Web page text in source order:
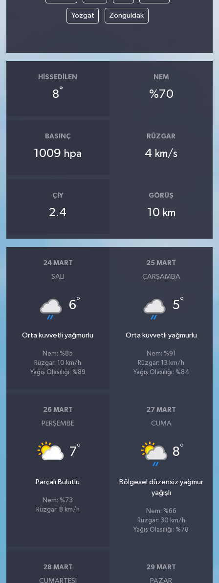
Yozgat Zonguldak
HISSEDILEN
8°
NEM
%70
BASINÇ
1009 hpa
RÜZGAR
4 km/s
ÇIY
2.4
GÖRÜŞ
10 km
24 MART
SALI
6°
Orta kuvvetli yağmurlu
Nem: %85
Rüzgar: 10 km/h
Yağış Olasılığı: %89
25 MART
ÇARŞAMBA
5°
Orta kuvvetli yağmurlu
Nem: %91
Rüzgar: 13 km/h
Yağış Olasılığı: %84
26 MART
PERŞEMBE
7°
Parçalı Bulutlu
Nem: %73
Rüzgar: 8 km/h
27 MART
CUMA
8°
Bölgesel düzensiz yağmur
yağışlı
Nem: %66
Rüzgar: 30 km/h
Yağış Olasılığı: %78
28 MART
CUMARTESI
29 MART
PAZAR